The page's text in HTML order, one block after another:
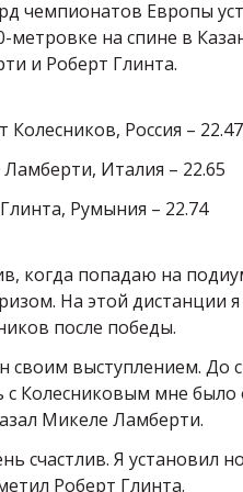
чемпионатов Европы
метровке на спине в
и Роберт Глинта.
Колесников, Россия – 22.47
Италия – 22.65
Румыния – 22.74
когда попадаю на
На этой дистанции я
после победы.
своим выступлением. До
Колесниковым мне было
Микеле Ламберти.
счастлив. Я
Роберт Глинта.